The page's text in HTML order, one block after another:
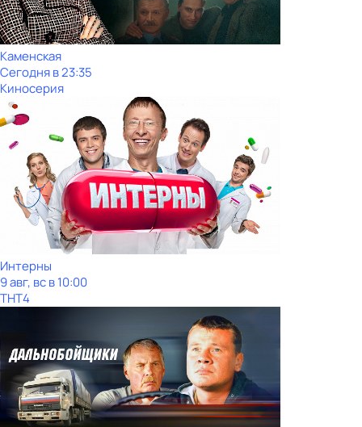
Каменская
Сегодня в 23:35
Киносерия
Интерны
9 авг, вс в 10:00
ТНТ4